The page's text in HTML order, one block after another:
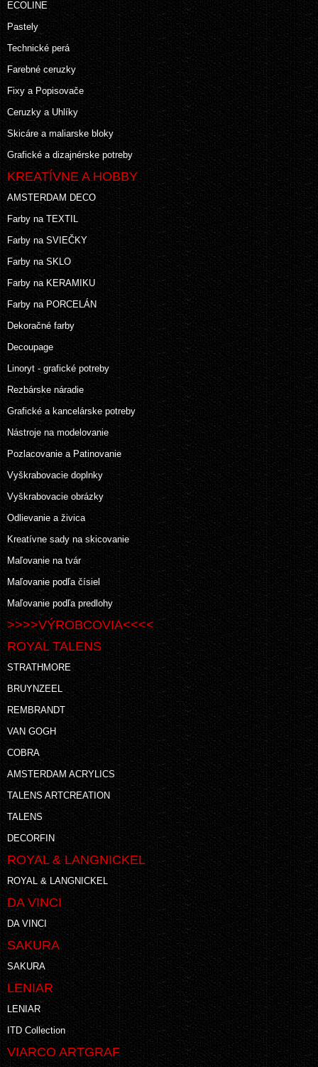
ECOLINE
Pastely
Technické perá
Farebné ceruzky
Fixy a Popisovače
Ceruzky a Uhlíky
Skicáre a maliarske bloky
Grafické a dizajnérske potreby
KREATÍVNE A HOBBY
AMSTERDAM DECO
Farby na TEXTIL
Farby na SVIEČKY
Farby na SKLO
Farby na KERAMIKU
Farby na PORCELÁN
Dekoračné farby
Decoupage
Linoryt - grafické potreby
Rezbárske náradie
Grafické a kancelárske potreby
Nástroje na modelovanie
Pozlacovanie a Patinovanie
Vyškrabovacie doplnky
Vyškrabovacie obrázky
Odlievanie a živica
Kreatívne sady na skicovanie
Maľovanie na tvár
Maľovanie podľa čísiel
Maľovanie podľa predlohy
>>>>VÝROBCOVIA<<<<
ROYAL TALENS
STRATHMORE
BRUYNZEEL
REMBRANDT
VAN GOGH
COBRA
AMSTERDAM ACRYLICS
TALENS ARTCREATION
TALENS
DECORFIN
ROYAL & LANGNICKEL
ROYAL & LANGNICKEL
DA VINCI
DA VINCI
SAKURA
SAKURA
LENIAR
LENIAR
ITD Collection
VIARCO ARTGRAF